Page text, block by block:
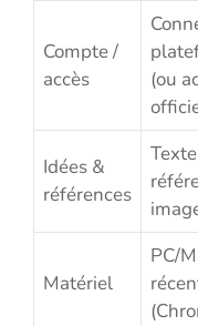
Compte /
accès
(ou
Idées &
références
Matériel
PC/